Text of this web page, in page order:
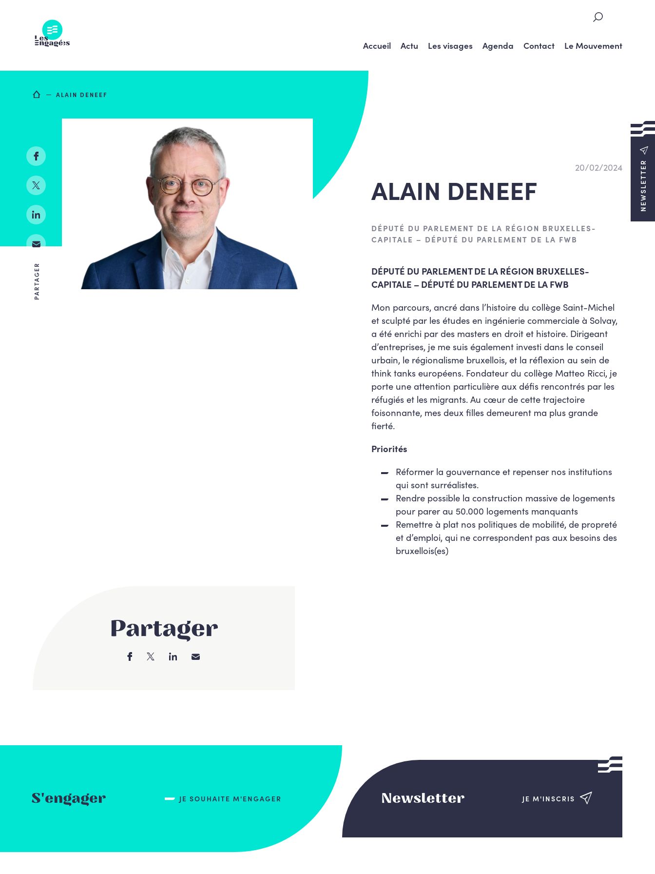
Accueil Actu Les visages Agenda Contact Le Mouvement
NEWSLETTER
PARTAGER
ALAIN DENEEF
20/02/2024
ALAIN DENEEF
DÉPUTÉ DU PARLEMENT DE LA RÉGION BRUXELLES-
CAPITALE – DÉPUTÉ DU PARLEMENT DE LA FWB
DÉPUTÉ DU PARLEMENT DE LA RÉGION BRUXELLES-
CAPITALE – DÉPUTÉ DU PARLEMENT DE LA FWB
Mon parcours, ancré dans l’histoire du collège Saint-Michel
et sculpté par les études en ingénierie commerciale à Solvay,
a été enrichi par des masters en droit et histoire. Dirigeant
d’entreprises, je me suis également investi dans le conseil
urbain, le régionalisme bruxellois, et la réflexion au sein de
think tanks européens. Fondateur du collège Matteo Ricci, je
porte une attention particulière aux défis rencontrés par les
réfugiés et les migrants. Au cœur de cette trajectoire
foisonnante, mes deux filles demeurent ma plus grande
fierté.
Priorités
Réformer la gouvernance et repenser nos institutions
qui sont surréalistes.
Rendre possible la construction massive de logements
pour parer au 50.000 logements manquants
Remettre à plat nos politiques de mobilité, de propreté
et d’emploi, qui ne correspondent pas aux besoins des
bruxellois(es)
Partager
S'engager JE SOUHAITE M'ENGAGER Newsletter JE M'INSCRIS